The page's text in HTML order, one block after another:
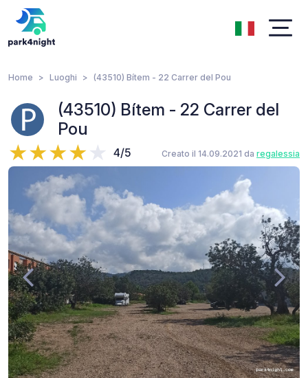
Home Luoghi (43510) Bítem - 22 Carrer del Pou
(43510) Bítem - 22 Carrer del
Pou
4/5 Creato il 14.09.2021 da regalessia